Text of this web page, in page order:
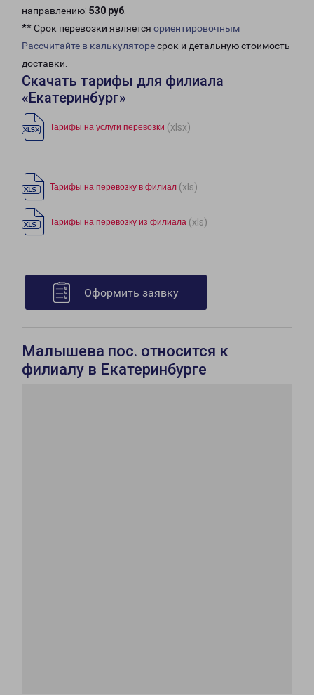
направлению: 530 руб.
** Срок перевозки является ориентировочным
Рассчитайте в калькуляторесрок и детальную стоимость
доставки.
Скачать тарифы для филиала
«Екатеринбург»
Тарифы на услуги перевозки (xlsx)
Тарифы на перевозку в филиал (xls)
Тарифы на перевозку из филиала (xls)
Оформить заявку
Малышева пос. относится к
филиалу в Екатеринбурге